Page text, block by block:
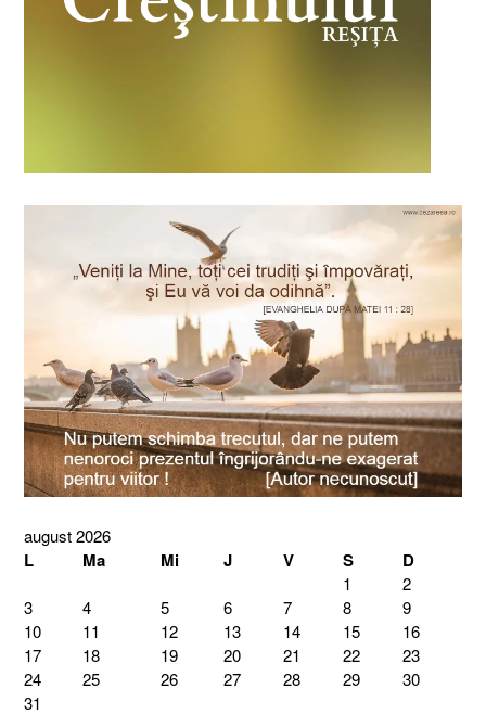
august 2026
L Ma Mi J V S D
1
2
3
4 5 6 7 8
9
10
11 12 13 14 15
16
17
18 19 20 21 22
23
24
25 26 27 28 29
30
31